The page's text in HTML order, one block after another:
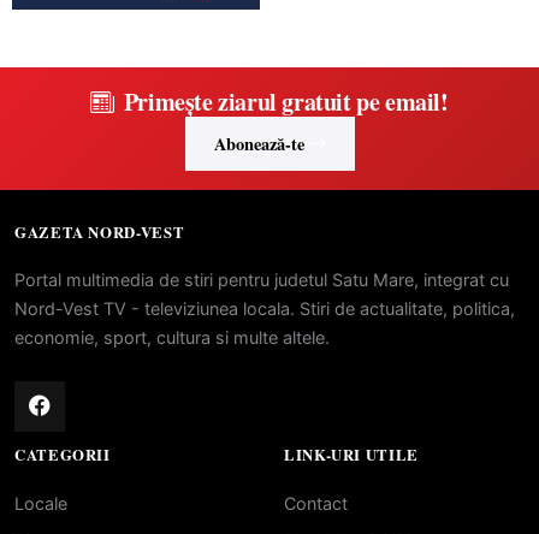
Primește ziarul gratuit pe email!
Abonează-te
GAZETA NORD-VEST
Portal multimedia de stiri pentru judetul Satu Mare, integrat cu
Nord-Vest TV - televiziunea locala. Stiri de actualitate, politica,
economie, sport, cultura si multe altele.
CATEGORII
Locale
LINK-URI UTILE
Contact